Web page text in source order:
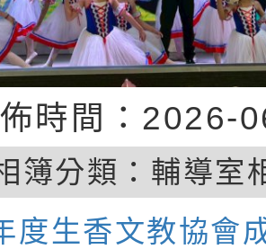
時間：2026-
簿分類： 輔導室
度生香文教協會